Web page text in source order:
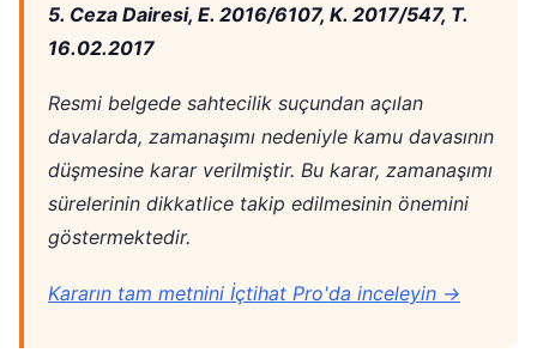
5. Ceza Dairesi, E. 2016/6107, K. 2017/547, T.
16.02.2017
Resmi belgede sahtecilik suçundan açılan
davalarda, zamanaşımı nedeniyle kamu davasının
düşmesine karar verilmiştir. Bu karar, zamanaşımı
sürelerinin dikkatlice takip edilmesinin önemini
göstermektedir.
Kararın tam metnini İçtihat Pro'da inceleyin →